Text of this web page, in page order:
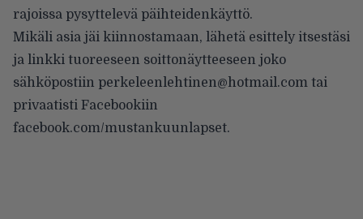
rajoissa pysyttelevä päihteidenkäyttö.
Mikäli asia jäi kiinnostamaan, lähetä esittely itsestäsi
ja linkki tuoreeseen soittonäytteeseen joko
sähköpostiin perkeleenlehtinen@hotmail.com tai
privaatisti Facebookiin
facebook.com/mustankuunlapset.